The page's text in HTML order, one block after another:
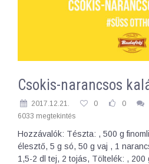
Csokis-narancsos
2017.12.21. 0 0
6033 megtekintés
Hozzávalók: Tészta: , 500 g
élesztő, 5 g só, 50 g vaj , 1
1,5-2 dl tej, 2 tojás, Töltelék: ,